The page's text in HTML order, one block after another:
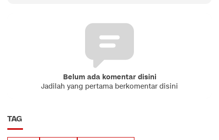
Belum ada komentar disini
Jadilah yang pertama berkomentar disini
TAG